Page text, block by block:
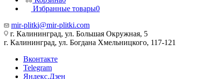
Избранные товары0
mir-plitki@mir-plitki.com
г. Калининград, ул. Большая Окружная, 5
г. Калининград, ул. Богдана Хмельницкого, 117-121
Вконтакте
Telegram
Яндекс.Дзен